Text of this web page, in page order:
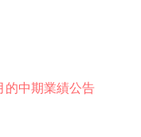
的中期業績公告